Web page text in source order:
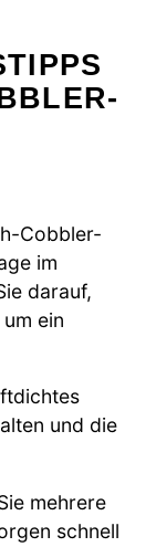
Cobbler-
im
darauf,
ein
und die
mehrere
schnell